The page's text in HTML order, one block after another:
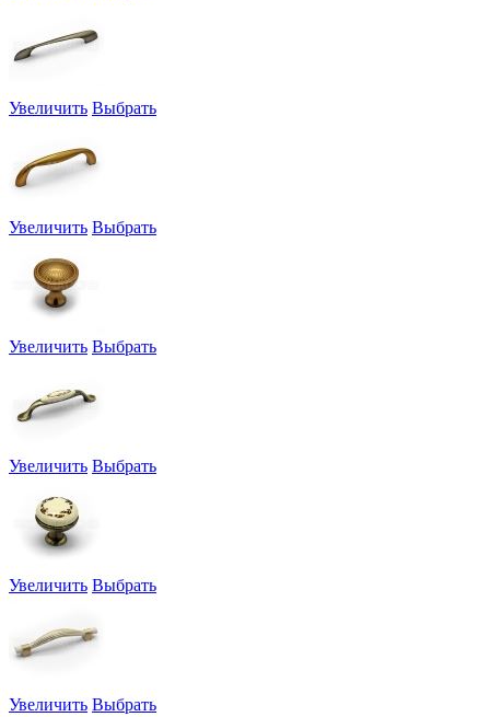
Увеличить Выбрать
Увеличить Выбрать
Увеличить Выбрать
Увеличить Выбрать
Увеличить Выбрать
Увеличить Выбрать